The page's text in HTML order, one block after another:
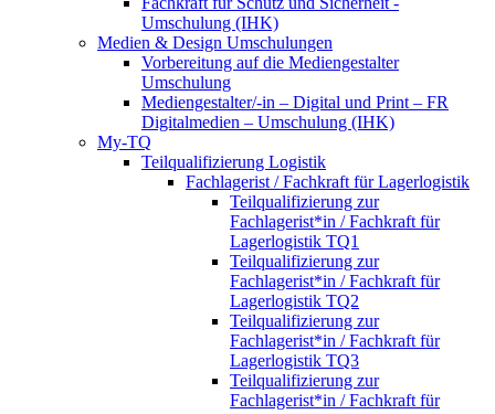
Umschulung (IHK)
Medien & Design Umschulungen
Vorbereitung auf die Mediengestalter
Umschulung
Mediengestalter/-in – Digital und Print – FR
Digitalmedien – Umschulung (IHK)
My-TQ
Teilqualifizierung Logistik
Fachlagerist / Fachkraft für Lagerlogistik
Teilqualifizierung zur
Fachlagerist*in / Fachkraft für
Lagerlogistik TQ1
Teilqualifizierung zur
Fachlagerist*in / Fachkraft für
Lagerlogistik TQ2
Teilqualifizierung zur
Fachlagerist*in / Fachkraft für
Lagerlogistik TQ3
Teilqualifizierung zur
Fachlagerist*in / Fachkraft für